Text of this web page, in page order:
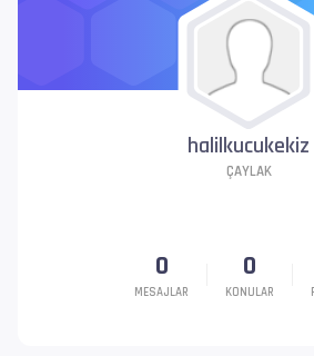
0
MESAJLAR
0
KONULAR
halilkucukekiz
ÇAYLAK